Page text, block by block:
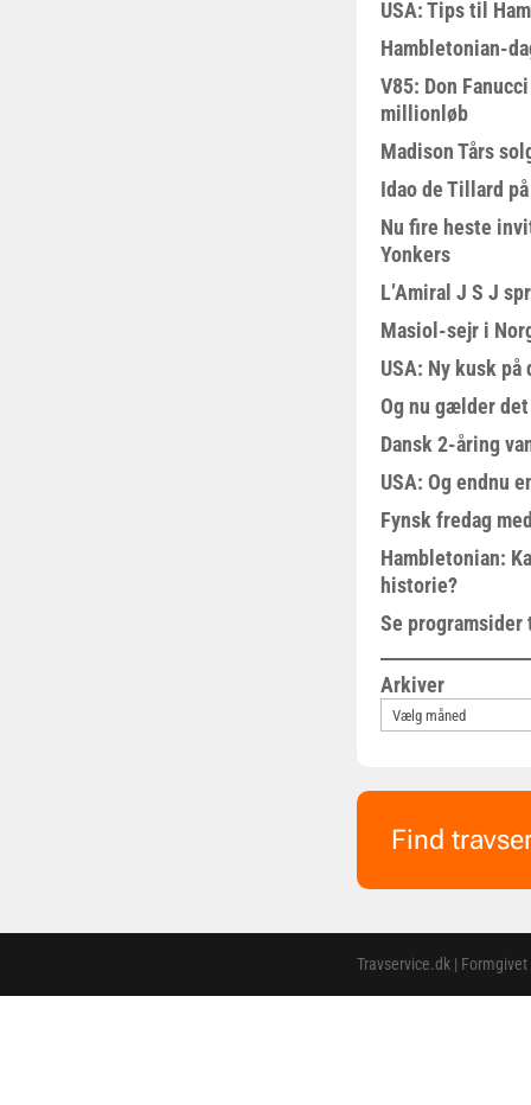
USA: Tips til
Hambletonian-
V85: Don
millionløb
Madison Tårs
Idao de Tillard
Nu fire heste
Yonkers
L’Amiral J S J
Masiol-sejr i
USA: Ny kusk på
Og nu gælder
Dansk 2-åring
USA: Og endnu
Fynsk fredag
Hambletonian:
historie?
Se
Arkiver
Find
Travservice.dk |